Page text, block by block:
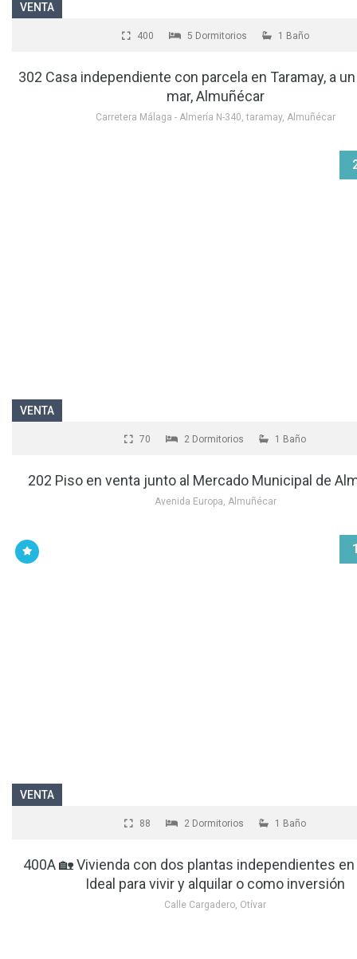
VENTA
400 5 Dormitorios 1 Baño
302 Casa independiente con parcela en Taramay, a
mar, Almuñécar
Carretera Málaga - Almería N-340, taramay, Almuñécar
VENTA
70 2 Dormitorios 1 Baño
202 Piso en venta junto al Mercado Municipal de
Avenida Europa, Almuñécar
VENTA
88 2 Dormitorios 1 Baño
400A 🏡 Vivienda con dos plantas independientes
Ideal para vivir y alquilar o como inversión
Calle Cargadero, Otívar